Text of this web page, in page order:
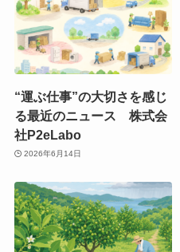
“運ぶ仕事”の大切さを感じ
る最近のニュース 株式会
社P2eLabo
2026年6月14日